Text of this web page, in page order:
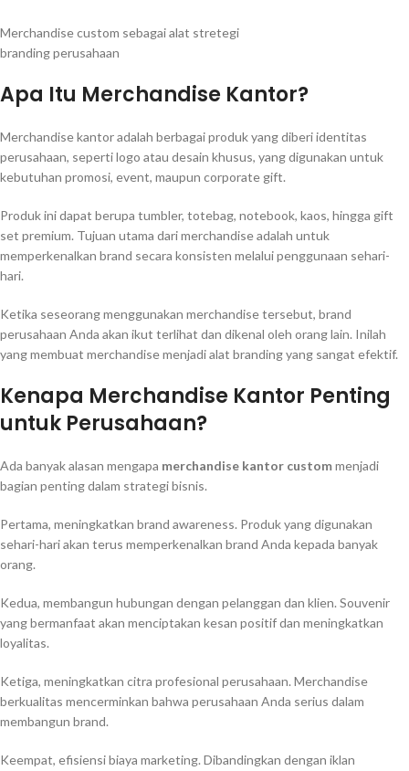
Merchandise custom sebagai alat stretegi
branding perusahaan
Apa Itu Merchandise Kantor?
Merchandise kantor adalah berbagai produk yang diberi identitas
perusahaan, seperti logo atau desain khusus, yang digunakan untuk
kebutuhan promosi, event, maupun corporate gift.
Produk ini dapat berupa tumbler, totebag, notebook, kaos, hingga gift
set premium. Tujuan utama dari merchandise adalah untuk
memperkenalkan brand secara konsisten melalui penggunaan sehari-
hari.
Ketika seseorang menggunakan merchandise tersebut, brand
perusahaan Anda akan ikut terlihat dan dikenal oleh orang lain. Inilah
yang membuat merchandise menjadi alat branding yang sangat efektif.
Kenapa Merchandise Kantor Penting
untuk Perusahaan?
Ada banyak alasan mengapa merchandise kantor custommenjadi
bagian penting dalam strategi bisnis.
Pertama, meningkatkan brand awareness. Produk yang digunakan
sehari-hari akan terus memperkenalkan brand Anda kepada banyak
orang.
Kedua, membangun hubungan dengan pelanggan dan klien. Souvenir
yang bermanfaat akan menciptakan kesan positif dan meningkatkan
loyalitas.
Ketiga, meningkatkan citra profesional perusahaan. Merchandise
berkualitas mencerminkan bahwa perusahaan Anda serius dalam
membangun brand.
Keempat, efisiensi biaya marketing. Dibandingkan dengan iklan